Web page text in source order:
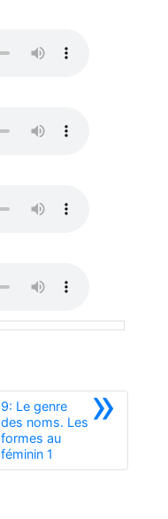
»
9: Le genre
des noms. Les
formes au
féminin 1